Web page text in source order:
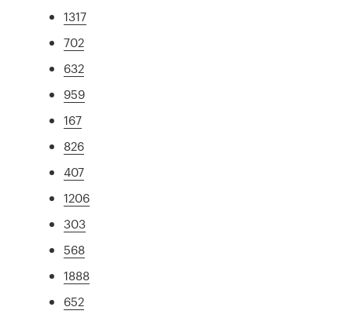
1317
702
632
959
167
826
407
1206
303
568
1888
652